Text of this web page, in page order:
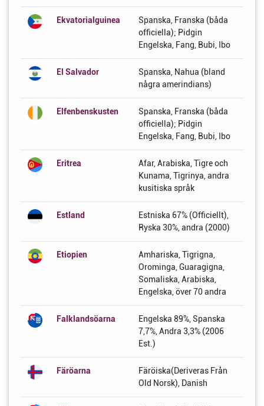
Ekvatorialguinea
Spanska, Franska (båda
officiella); Pidgin
Engelska, Fang, Bubi, Ibo
El Salvador
Spanska, Nahua (bland
några amerindians)
Elfenbenskusten
Spanska, Franska (båda
officiella); Pidgin
Engelska, Fang, Bubi, Ibo
Eritrea
Afar, Arabiska, Tigre och
Kunama, Tigrinya, andra
kusitiska språk
Estland
Estniska 67% (Officiellt),
Ryska 30%, andra (2000)
Etiopien
Amhariska, Tigrigna,
Orominga, Guaragigna,
Somaliska, Arabiska,
Engelska, över 70 andra
Falklandsöarna
Engelska 89%, Spanska
7,7%, Andra 3,3% (2006
Est.)
Färöarna
Färöiska(Deriveras Från
Old Norsk), Danish